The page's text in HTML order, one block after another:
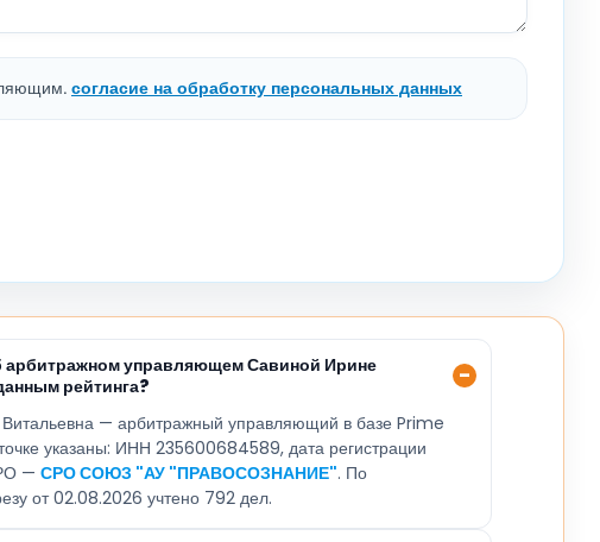
согласие на обработку персональных данных
арбитражном управляющем Савиной Ирине
рейтинга?
— арбитражный управляющий в базе Prime
указаны: ИНН 235600684589, дата регистрации
— СРО СОЮЗ "АУ "ПРАВОСОЗНАНИЕ". По
от 02.08.2026 учтено 792 дел.